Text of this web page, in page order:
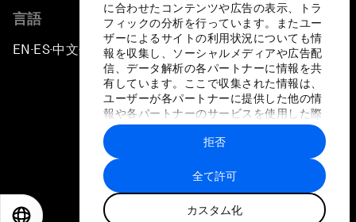
に合わせたコンテンツや広告の表示、トラ
フィックの分析を行っています。またユー
ザーによるサイトの利用状況についても情
報を収集し、ソーシャルメディアや広告配
信、データ解析の各パートナーに情報を共
有しています。ここで収集された情報は、
ユーザーが各パートナーに提供した他の情
報や各パートナーのサービスを使用した際
に収集された情報と組み合わされ、各パー
トナーによって使用されることがありま
す。
全て許可
カスタム化
拒否
言語
EN ▪ES▪中文▪ 日本語
プライバシーポリシーと利用規約
サイトマップ
©
世界経済フォーラム